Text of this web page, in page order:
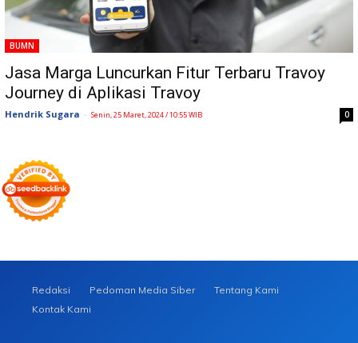
BUMN
Jasa Marga Luncurkan Fitur Terbaru Travoy
Journey di Aplikasi Travoy
Hendrik Sugara - Senin, 25 Maret, 2024 / 10:55 WIB 0
Redaksi Pedoman Media Siber
Tentang Kami
Kontak Kami